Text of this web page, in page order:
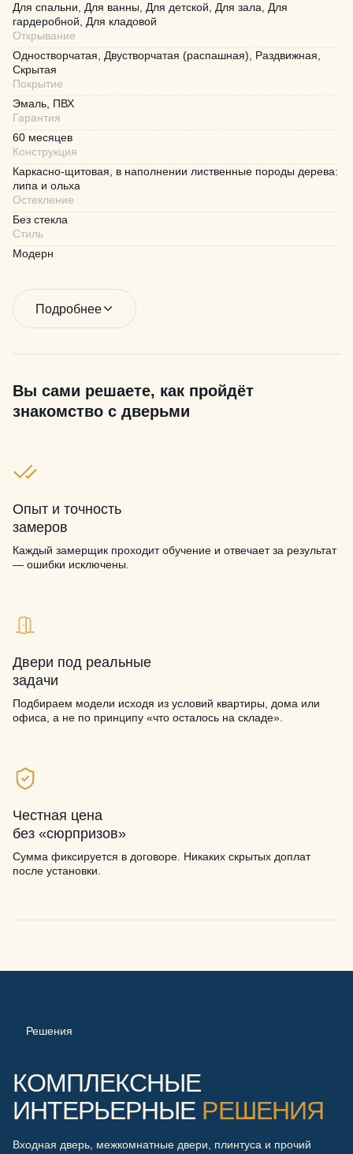
Для спальни, Для ванны, Для детской, Для зала, Для
гардеробной, Для кладовой
Открывание
Одностворчатая, Двустворчатая (распашная), Раздвижная,
Скрытая
Покрытие
Эмаль, ПВХ
Гарантия
60 месяцев
Конструкция
Каркасно-щитовая, в наполнении лиственные породы дерева:
липа и ольха
Остекление
Без стекла
Стиль
Модерн
Подробнее
Вы сами решаете, как пройдёт
знакомство с дверьми
Опыт и точность
замеров
Каждый замерщик проходит обучение и отвечает за результат
— ошибки исключены.
Двери под реальные
задачи
Подбираем модели исходя из условий квартиры, дома или
офиса, а не по принципу «что осталось на складе».
Честная цена
без «сюрпризов»
Сумма фиксируется в договоре. Никаких скрытых доплат
после установки.
Решения
КОМПЛЕКСНЫЕ
ИНТЕРЬЕРНЫЕ РЕШЕНИЯ
Входная дверь, межкомнатные двери, плинтуса и прочий